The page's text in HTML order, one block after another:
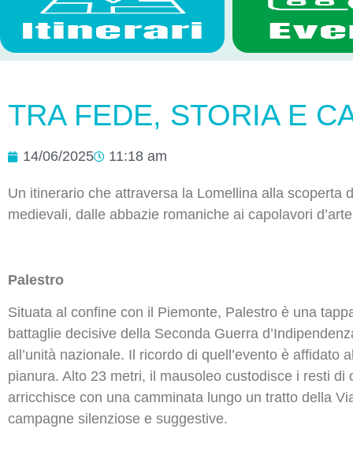
TRA FEDE, STORIA E
14/06/2025 11:18 am
Un itinerario che attraversa la Lomellina alla
medievali, dalle abbazie romaniche ai capolavori
Palestro
Situata al confine con il Piemonte, Palestro è una
battaglie decisive della Seconda Guerra
all’unità nazionale. Il ricordo di quell’evento è affidato
pianura. Alto 23 metri, il mausoleo custodisce i resti
arricchisce con una camminata lungo un tratto della
campagne silenziose e suggestive.